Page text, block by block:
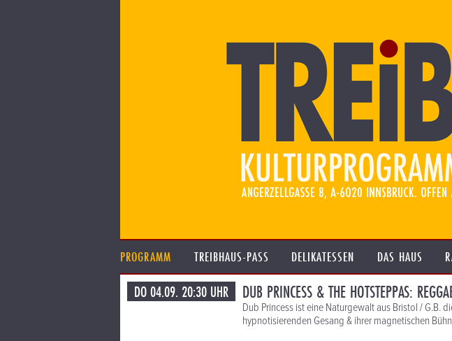
PROGRAMM TREIBHAUS-PASS DELIKATESSEN DAS HAUS
DO 04.09. 20:30 UHR DUB PRINCESS & THE HOTSTEPPAS:
Dub Princess ist eine Naturgewalt aus Bristol / G.B.
hypnotisierenden Gesang & ihrer magnetischen